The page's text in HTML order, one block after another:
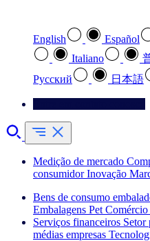
English Español
Italiano
Pусский
日本語
Medição de mercado
consumidor Inovação
Bens de consumo
Embalagens Pet
Serviços financeiros Setor
médias empresas